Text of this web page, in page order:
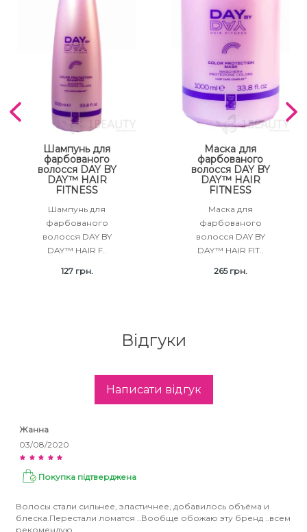
Шампунь для
фарбованого
волосся DAY BY
DAY™ HAIR
FITNESS
Шампунь для
фарбованого
волосся DAY BY
DAY™ HAIR F..
127 грн.
Маска для
фарбованого
волосся DAY BY
DAY™ HAIR
FITNESS
Маска для
фарбованого
волосся DAY BY
DAY™ HAIR FIT..
265 грн.
Відгуки
Написати відгук
Жанна
03/08/2020
Покупка підтверджена
Волосы стали сильнее, эластичнее, добавилось объёма и
блеска.Перестали ломатся ..Вообще обожаю эту бренд ..всем
рекомендую